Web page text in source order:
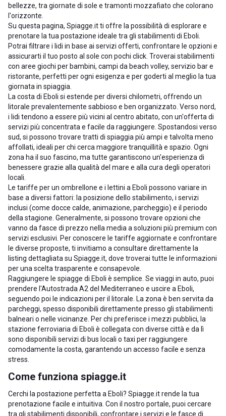
bellezze, tra giornate di sole e tramonti mozzafiato che colorano
l'orizzonte.
Su questa pagina, Spiagge.it ti offre la possibilità di esplorare e
prenotare la tua postazione ideale tra gli stabilimenti di Eboli.
Potrai filtrare i lidi in base ai servizi offerti, confrontare le opzioni e
assicurarti il tuo posto al sole con pochi click. Troverai stabilimenti
con aree giochi per bambini, campi da beach volley, servizio bar e
ristorante, perfetti per ogni esigenza e per goderti al meglio la tua
giornata in spiaggia.
La costa di Eboli si estende per diversi chilometri, offrendo un
litorale prevalentemente sabbioso e ben organizzato. Verso nord,
i lidi tendono a essere più vicini al centro abitato, con un'offerta di
servizi più concentrata e facile da raggiungere. Spostandosi verso
sud, si possono trovare tratti di spiaggia più ampi e talvolta meno
affollati, ideali per chi cerca maggiore tranquillità e spazio. Ogni
zona ha il suo fascino, ma tutte garantiscono un'esperienza di
benessere grazie alla qualità del mare e alla cura degli operatori
locali.
Le tariffe per un ombrellone e i lettini a Eboli possono variare in
base a diversi fattori: la posizione dello stabilimento, i servizi
inclusi (come docce calde, animazione, parcheggio) e il periodo
della stagione. Generalmente, si possono trovare opzioni che
vanno da fasce di prezzo nella media a soluzioni più premium con
servizi esclusivi. Per conoscere le tariffe aggiornate e confrontare
le diverse proposte, ti invitiamo a consultare direttamente la
listing dettagliata su Spiagge.it, dove troverai tutte le informazioni
per una scelta trasparente e consapevole.
Raggiungere le spiagge di Eboli è semplice. Se viaggi in auto, puoi
prendere l'Autostrada A2 del Mediterraneo e uscire a Eboli,
seguendo poi le indicazioni per il litorale. La zona è ben servita da
parcheggi, spesso disponibili direttamente presso gli stabilimenti
balneari o nelle vicinanze. Per chi preferisce i mezzi pubblici, la
stazione ferroviaria di Eboli è collegata con diverse città e da lì
sono disponibili servizi di bus locali o taxi per raggiungere
comodamente la costa, garantendo un accesso facile e senza
stress.
Come funziona spiagge.it
Cerchi la postazione perfetta a Eboli? Spiagge.it rende la tua
prenotazione facile e intuitiva. Con il nostro portale, puoi cercare
tra gli stabilimenti disponibili, confrontare i servizi e le fasce di